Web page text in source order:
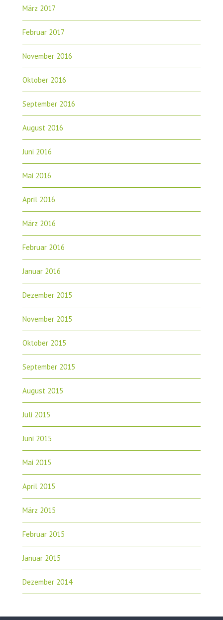
März 2017
Februar 2017
November 2016
Oktober 2016
September 2016
August 2016
Juni 2016
Mai 2016
April 2016
März 2016
Februar 2016
Januar 2016
Dezember 2015
November 2015
Oktober 2015
September 2015
August 2015
Juli 2015
Juni 2015
Mai 2015
April 2015
März 2015
Februar 2015
Januar 2015
Dezember 2014